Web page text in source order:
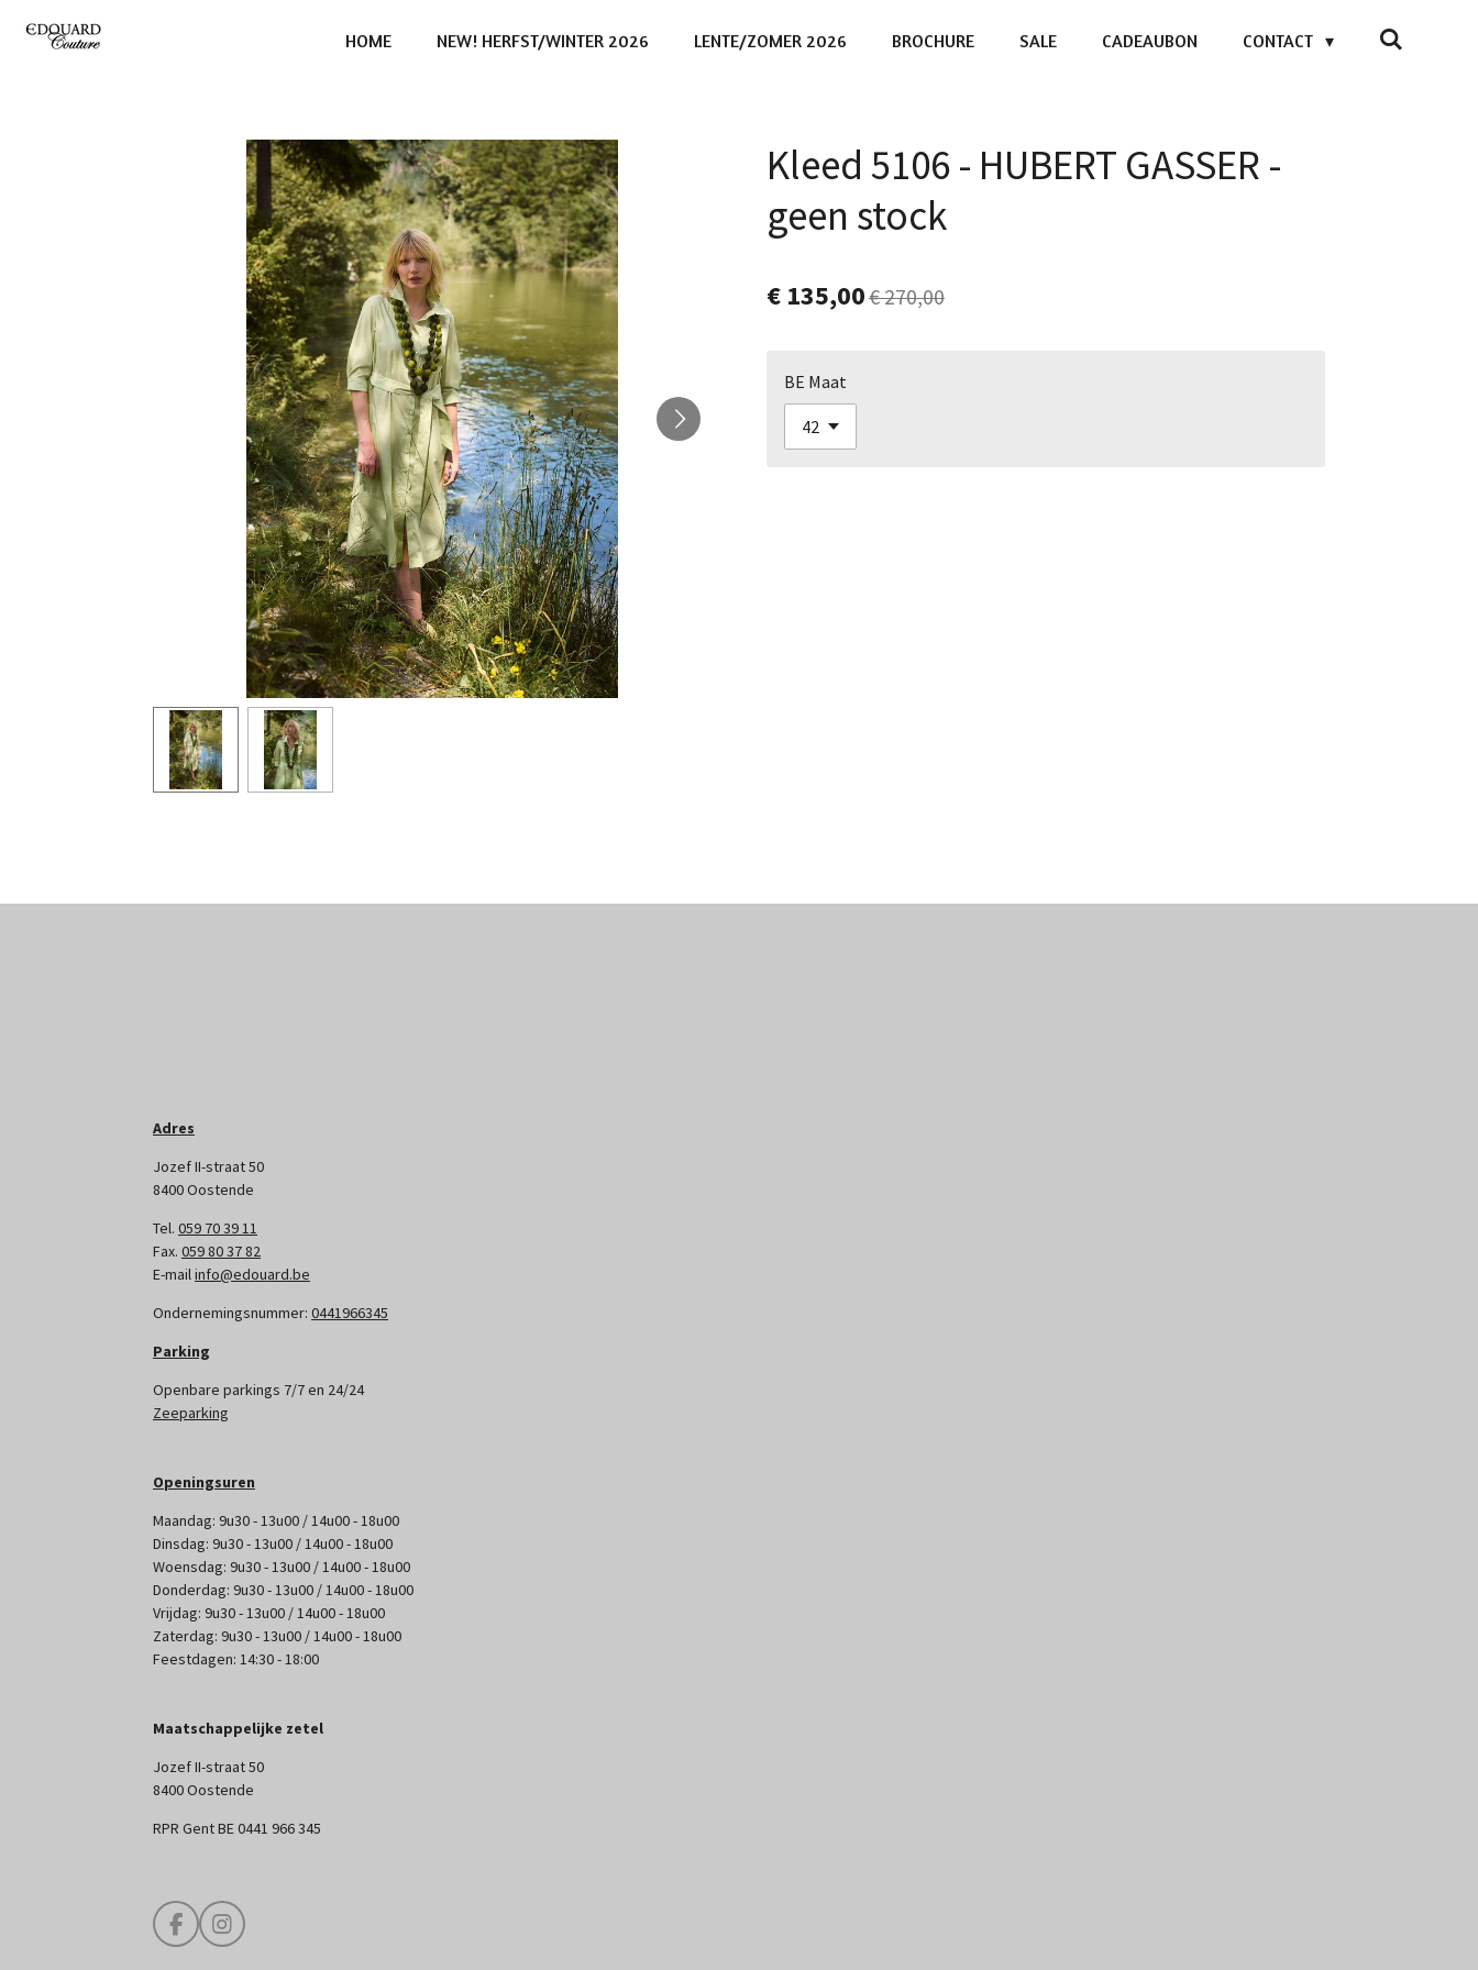
Ga
direct
HOME NEW! HERFST/WINTER 2026 LENTE/ZOMER 2026 BROCHURE SALE CADEAUBON CONTACT
Kleed 5106 - HUBERT GASSER -
geen stock
€ 135,00€ 270,00
BE Maat
Adres
Jozef II-straat 50
8400 Oostende
Tel. 059 70 39 11
Fax. 059 80 37 82
E-mailinfo@edouard.be
Ondernemingsnummer: 0441966345
Parking
Openbare parkings 7/7 en 24/24
Zeeparking
Openingsuren
Maandag: 9u30 - 13u00 / 14u00 - 18u00
Dinsdag: 9u30 - 13u00 / 14u00 - 18u00
Woensdag: 9u30 - 13u00 / 14u00 - 18u00
Donderdag: 9u30 - 13u00 / 14u00 - 18u00
Vrijdag: 9u30 - 13u00 / 14u00 - 18u00
Zaterdag: 9u30 - 13u00 / 14u00 - 18u00
Feestdagen: 14:30 - 18:00
Maatschappelijke zetel
Jozef II-straat 50
8400 Oostende
RPR Gent BE 0441 966 345
F
a
I
n